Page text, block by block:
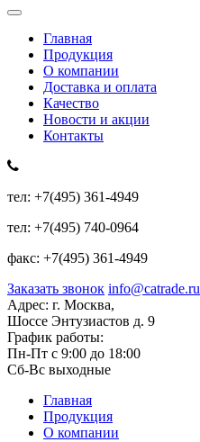
Главная
Продукция
О компании
Доставка и оплата
Качество
Новости и акции
Контакты
тел: +7(495) 361-4949
тел: +7(495) 740-0964
факс: +7(495) 361-4949
Заказать звонок info@catrade.ru
Адрес: г. Москва,
Шоссе Энтузиастов д. 9
График работы:
Пн-Пт с 9:00 до 18:00
Сб-Вс выходные
Главная
Продукция
О компании